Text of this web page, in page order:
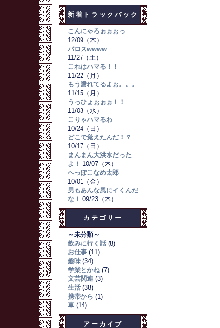
新着トラックバック
こんにゃろぉぉぉっ
12/09（木）
バロスwwww
11/27（土）
これはハマる！！
11/22（月）
もう濡れてるよぉ。。。
11/15（月）
うっひょぉぉぉ！！
11/03（水）
こりゃハマるわ
10/24（日）
どこで覚えたんだ！？
10/17（日）
まんまん大洪水だった
よ！
10/07（木）
へっぽこなめ太郎
10/01（金）
男もあんな風にイくんだ
な！ 09/23（木）
カテゴリー
～未分類～
飲みに行く話 (8)
お仕事 (11)
趣味 (34)
学業とかね (7)
文芸関連 (3)
生活 (38)
携帯から (1)
車 (14)
アーカイブ